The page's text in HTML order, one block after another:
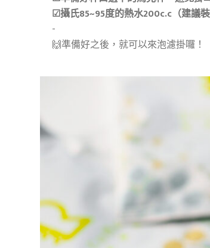
☑攝氏85~95度的熱水200c.c（建議
-​
🙌準備好之後，就可以來泡濾掛囉！